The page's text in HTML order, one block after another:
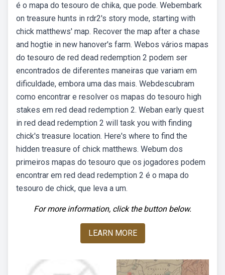
é o mapa do tesouro de chika, que pode. Webembark
on treasure hunts in rdr2's story mode, starting with
chick matthews' map. Recover the map after a chase
and hogtie in new hanover's farm. Webos vários mapas
do tesouro de red dead redemption 2 podem ser
encontrados de diferentes maneiras que variam em
dificuldade, embora uma das mais. Webdescubram
como encontrar e resolver os mapas do tesouro high
stakes em red dead redemption 2. Weban early quest
in red dead redemption 2 will task you with finding
chick's treasure location. Here's where to find the
hidden treasure of chick matthews. Webum dos
primeiros mapas do tesouro que os jogadores podem
encontrar em red dead redemption 2 é o mapa do
tesouro de chick, que leva a um.
For more information, click the button below.
LEARN MORE